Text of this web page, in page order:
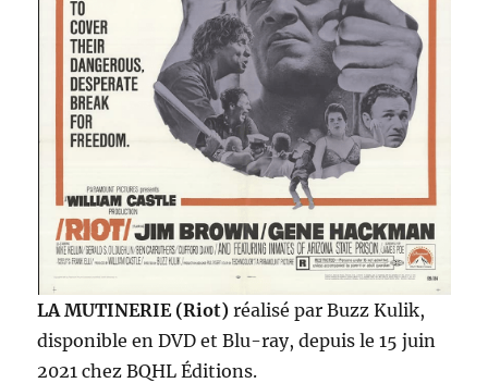
LA MUTINERIE (Riot)réalisé par Buzz Kulik,
disponible en DVD et Blu-ray, depuis le 15 juin
2021 chez BQHL Éditions.